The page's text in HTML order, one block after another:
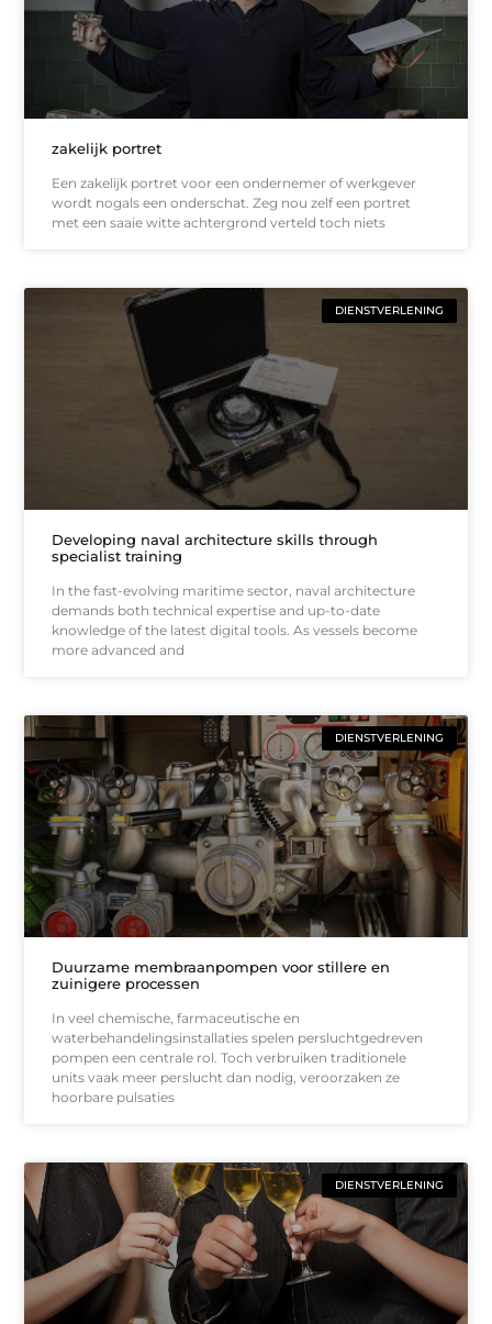
zakelijk portret
Een zakelijk portret voor een ondernemer of werkgever
wordt nogals een onderschat. Zeg nou zelf een portret
met een saaie witte achtergrond verteld toch niets
DIENSTVERLENING
Developing naval architecture skills through
specialist training
In the fast-evolving maritime sector, naval architecture
demands both technical expertise and up-to-date
knowledge of the latest digital tools. As vessels become
more advanced and
DIENSTVERLENING
Duurzame membraanpompen voor stillere en
zuinigere processen
In veel chemische, farmaceutische en
waterbehandelingsinstallaties spelen persluchtgedreven
pompen een centrale rol. Toch verbruiken traditionele
units vaak meer perslucht dan nodig, veroorzaken ze
hoorbare pulsaties
DIENSTVERLENING